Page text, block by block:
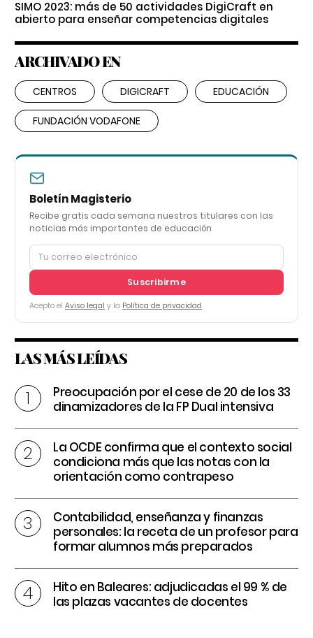
SIMO 2023: más de 50 actividades DigiCraft en
abierto para enseñar competencias digitales
ARCHIVADO EN
CENTROS DIGICRAFT EDUCACIÓN
FUNDACIÓN VODAFONE
Boletín Magisterio
Recibe gratis cada semana nuestros titulares con las
noticias más importantes de educación
Suscribirme
Acepto el Aviso legal y la Política de privacidad
LAS MÁS LEÍDAS
Preocupación por el cese de 20 de los 33
dinamizadores de la FP Dual intensiva
La OCDE confirma que el contexto social
condiciona más que las notas con la
orientación como contrapeso
Contabilidad, enseñanza y finanzas
personales: la receta de un profesor para
formar alumnos más preparados
Hito en Baleares: adjudicadas el 99 % de
las plazas vacantes de docentes